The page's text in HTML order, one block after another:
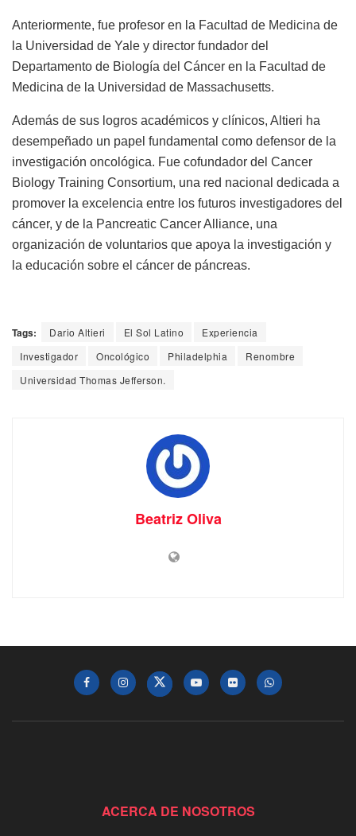
Anteriormente, fue profesor en la Facultad de Medicina de
la Universidad de Yale y director fundador del
Departamento de Biología del Cáncer en la Facultad de
Medicina de la Universidad de Massachusetts.
Además de sus logros académicos y clínicos, Altieri ha
desempeñado un papel fundamental como defensor de la
investigación oncológica. Fue cofundador del Cancer
Biology Training Consortium, una red nacional dedicada a
promover la excelencia entre los futuros investigadores del
cáncer, y de la Pancreatic Cancer Alliance, una
organización de voluntarios que apoya la investigación y
la educación sobre el cáncer de páncreas.
Tags: Dario Altieri El Sol Latino
Experiencia
Investigador
Oncológico Philadelphia
Renombre
Universidad Thomas Jefferson.
Beatriz Oliva
ACERCA DE NOSOTROS